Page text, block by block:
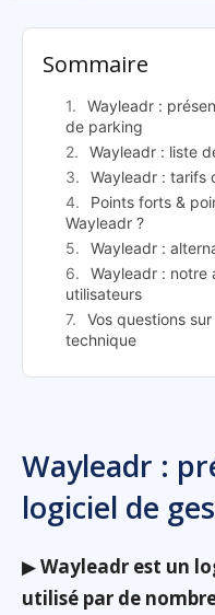
Sommaire
Wayleadr :
de parking
Wayleadr : liste
Wayleadr : tarifs
Points forts &
Wayleadr ?
Wayleadr :
Wayleadr : notre
utilisateurs
Vos questions
technique
Wayleadr :
logiciel de
▶Wayleadr est un
utilisé par de